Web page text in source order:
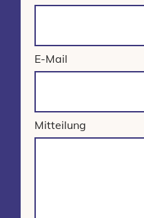
E-Mail
Mitteilung